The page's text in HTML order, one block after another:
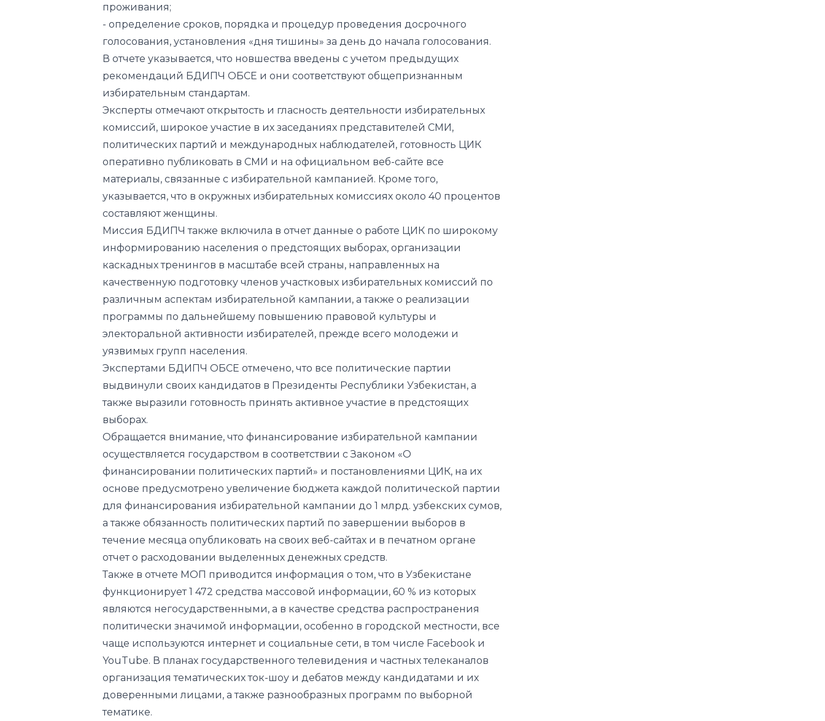
проживания;
- определение сроков, порядка и процедур проведения досрочного
голосования, установления «дня тишины» за день до начала голосования.
В отчете указывается, что новшества введены с учетом предыдущих
рекомендаций БДИПЧ ОБСЕ и они соответствуют общепризнанным
избирательным стандартам.
Эксперты отмечают открытость и гласность деятельности избирательных
комиссий, широкое участие в их заседаниях представителей СМИ,
политических партий и международных наблюдателей, готовность ЦИК
оперативно публиковать в СМИ и на официальном веб-сайте все
материалы, связанные с избирательной кампанией. Кроме того,
указывается, что в окружных избирательных комиссиях около 40 процентов
составляют женщины.
Миссия БДИПЧ также включила в отчет данные о работе ЦИК по широкому
информированию населения о предстоящих выборах, организации
каскадных тренингов в масштабе всей страны, направленных на
качественную подготовку членов участковых избирательных комиссий по
различным аспектам избирательной кампании, а также о реализации
программы по дальнейшему повышению правовой культуры и
электоральной активности избирателей, прежде всего молодежи и
уязвимых групп населения.
Экспертами БДИПЧ ОБСЕ отмечено, что все политические партии
выдвинули своих кандидатов в Президенты Республики Узбекистан, а
также выразили готовность принять активное участие в предстоящих
выборах.
Обращается внимание, что финансирование избирательной кампании
осуществляется государством в соответствии с Законом «О
финансировании политических партий» и постановлениями ЦИК, на их
основе предусмотрено увеличение бюджета каждой политической партии
для финансирования избирательной кампании до 1 млрд. узбекских сумов,
а также обязанность политических партий по завершении выборов в
течение месяца опубликовать на своих веб-сайтах и в печатном органе
отчет о расходовании выделенных денежных средств.
Также в отчете МОП приводится информация о том, что в Узбекистане
функционирует 1 472 средства массовой информации, 60 % из которых
являются негосударственными, а в качестве средства распространения
политически значимой информации, особенно в городской местности, все
чаще используются интернет и социальные сети, в том числе Facebook и
YouTube. В планах государственного телевидения и частных телеканалов
организация тематических ток-шоу и дебатов между кандидатами и их
доверенными лицами, а также разнообразных программ по выборной
тематике.